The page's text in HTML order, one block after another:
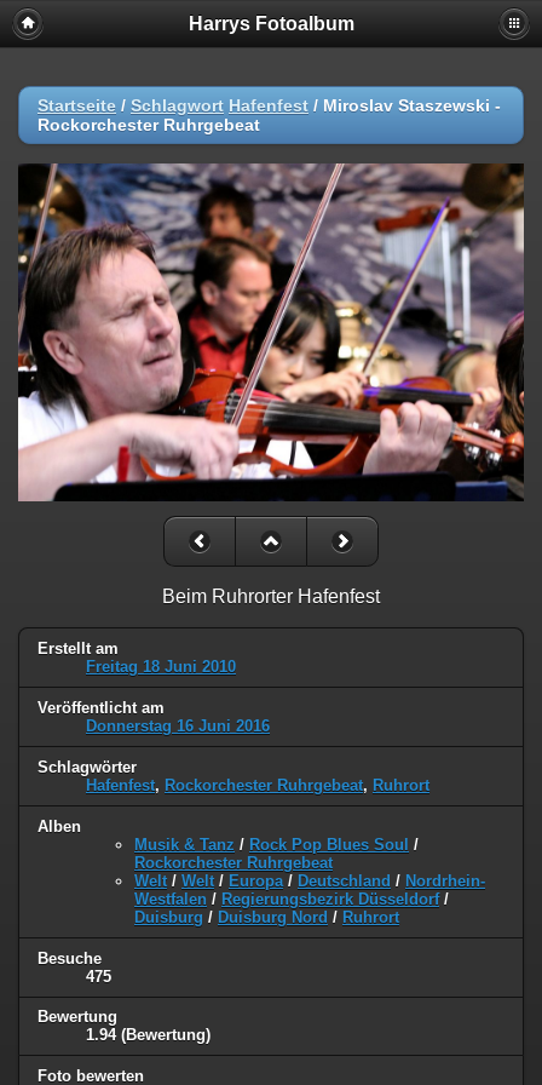
Harrys Fotoalbum
Startseite / Schlagwort Hafenfest / Miroslav Staszewski -
Rockorchester Ruhrgebeat
Beim Ruhrorter Hafenfest
Erstellt am
Freitag 18 Juni 2010
Veröffentlicht am
Donnerstag 16 Juni 2016
Schlagwörter
Hafenfest, Rockorchester Ruhrgebeat, Ruhrort
Alben
Musik & Tanz / Rock Pop Blues Soul /
Rockorchester Ruhrgebeat
Welt / Welt / Europa / Deutschland / Nordrhein-
Westfalen / Regierungsbezirk Düsseldorf/
Duisburg / Duisburg Nord / Ruhrort
Besuche
475
Bewertung
1.94 (Bewertung)
Foto bewerten